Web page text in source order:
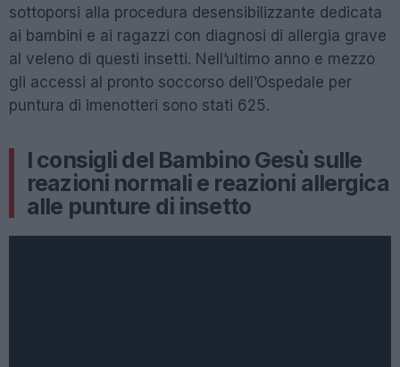
sottoporsi alla procedura desensibilizzante dedicata
ai bambini e ai ragazzi con diagnosi di allergia grave
al veleno di questi insetti. Nell’ultimo anno e mezzo
gli accessi al pronto soccorso dell’Ospedale per
puntura di imenotteri sono stati 625.
I consigli del Bambino Gesù sulle
reazioni normali e reazioni allergica
alle punture di insetto